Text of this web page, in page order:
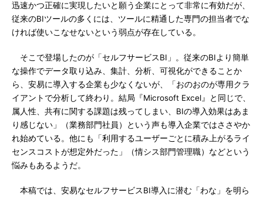
迅速かつ正確に実現したいと願う企業にとって非常に有効だが、
従来のBIツールの多くには、ツールに精通した専門の担当者でな
ければ使いこなせないという弱点が存在している。
そこで登場したのが「セルフサービスBI」。従来のBIより簡単
な操作でデータ取り込み、集計、分析、可視化ができることか
ら、安易に導入する企業も少なくないが、「おのおのが専用クラ
イアントで分析して終わり。結局『Microsoft Excel』と同じで、
属人性、共有に関する課題は残ってしまい、BIの導入効果はあま
り感じない」（業務部門社員）という声も導入企業ではささやか
れ始めている。他にも「利用するユーザーごとに積み上がるライ
センスコストが想定外だった」（情シス部門管理職）などという
悩みもあるようだ。
本稿では、安易なセルフサービスBI導入に潜む「わな」を明ら